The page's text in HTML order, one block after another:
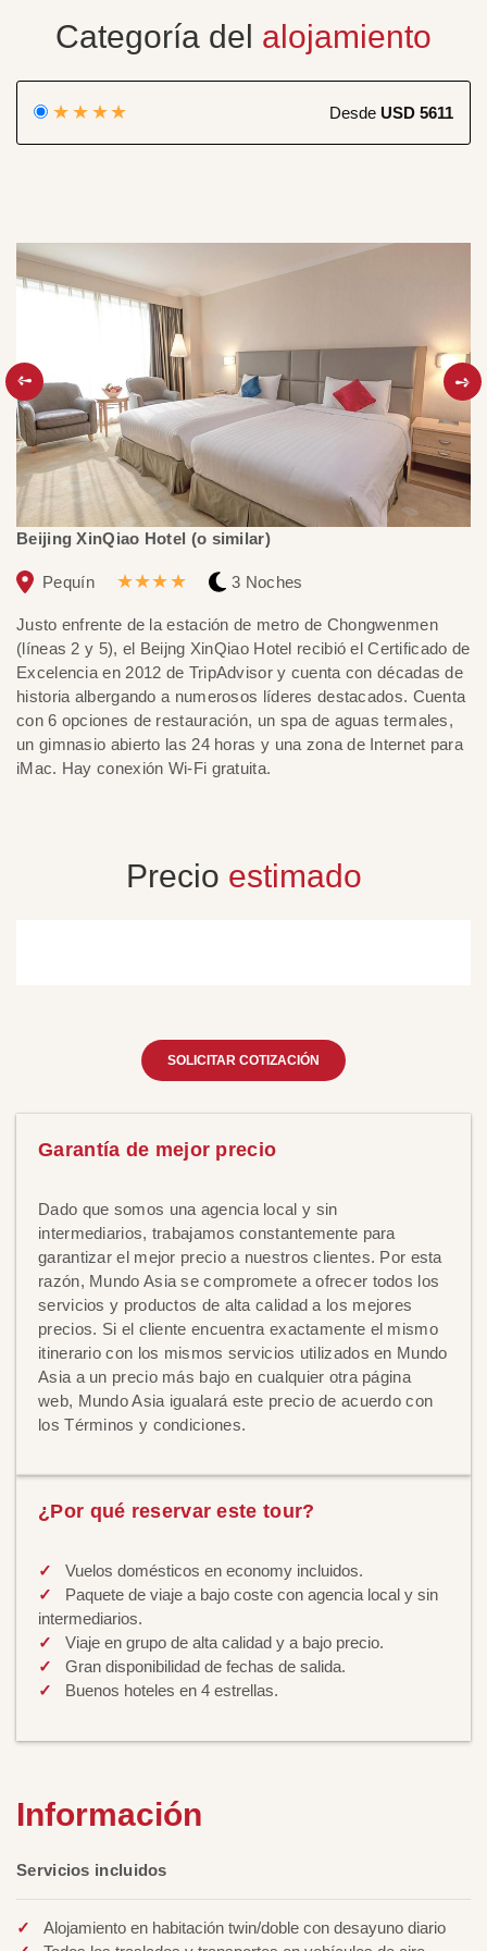
Categoría del alojamiento
★★★★ Desde USD 5611
Beijing XinQiao Hotel (o similar)
Pequín ★★★★ 3 Noches
Justo enfrente de la estación de metro de Chongwenmen
(líneas 2 y 5), el Beijng XinQiao Hotel recibió el Certificado de
Excelencia en 2012 de TripAdvisor y cuenta con décadas de
historia albergando a numerosos líderes destacados. Cuenta
con 6 opciones de restauración, un spa de aguas termales,
un gimnasio abierto las 24 horas y una zona de Internet para
iMac. Hay conexión Wi-Fi gratuita.
Precio estimado
SOLICITAR COTIZACIÓN
Garantía de mejor precio
Dado que somos una agencia local y sin
intermediarios, trabajamos constantemente para
garantizar el mejor precio a nuestros clientes. Por esta
razón, Mundo Asia se compromete a ofrecer todos los
servicios y productos de alta calidad a los mejores
precios. Si el cliente encuentra exactamente el mismo
itinerario con los mismos servicios utilizados en Mundo
Asia a un precio más bajo en cualquier otra página
web, Mundo Asia igualará este precio de acuerdo con
los Términos y condiciones.
¿Por qué reservar este tour?
Vuelos domésticos en economy incluidos.
Paquete de viaje a bajo coste con agencia local y sin
intermediarios.
Viaje en grupo de alta calidad y a bajo precio.
Gran disponibilidad de fechas de salida.
Buenos hoteles en 4 estrellas.
Información
Servicios incluidos
Alojamiento en habitación twin/doble con desayuno diario